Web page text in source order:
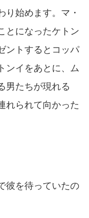
り始めます。マ・
とになったケトン
ントするとコッパ
ンイをあとに、ム
男たちが現れる
れられて向かった
彼を待っていたの